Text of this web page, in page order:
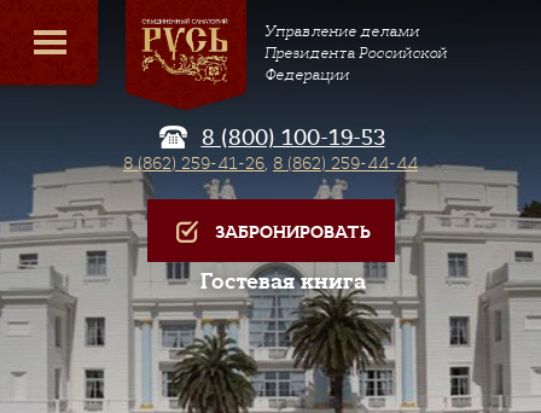
Управление делами
Президента Российской
Федерации
8 (800) 100-19-53
8 (862) 259-41-26, 8 (862) 259-44-44
ЗАБРОНИРОВАТЬ
Гостевая книга